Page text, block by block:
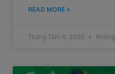
READ MORE »
Tháng Tám 6, 2026